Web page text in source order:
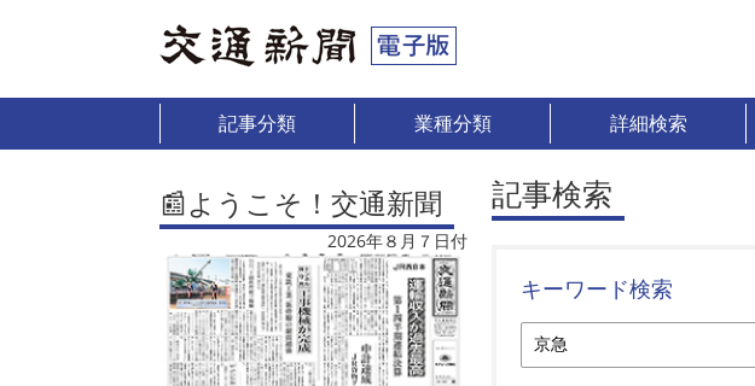
記事分類 業種分類 詳細検索
📰ようこそ！交通新聞
2026年８月７日付
記事検索
キーワード検索